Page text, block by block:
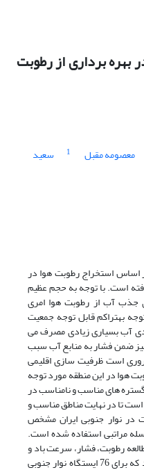
بهره برداری از رطوبت
معصومه مقبل 1 سعید
اساس استخراج رطوبت هوا در
است. با توجه به حجم عظیم
آب از رطوبت هوا امری
بهتراکم قابل توجه جمعیت
آب بسیاری زیادی مصرف می
ضمن فشار به منابع آب سبب
است ظرفیت سازی اقلیمی
هوا در این منطقه مورد توجه
های مناسب و نامناسب در
تا در نهایت مناطق مناسب و
در نوار جنوبی ایران مشخص
مراتبی استفاده شده است.
رطوبت، فشار، سرعت باد و
دما میانگین در مقیاس روزانه هستند که برای 76 ایستگاه نوار جنوبی